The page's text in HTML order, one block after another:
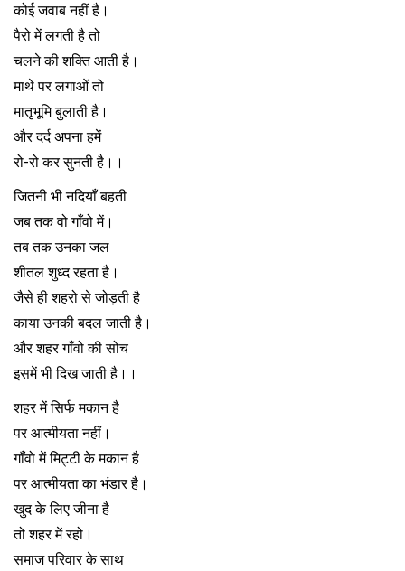
कोई जवाब नहीं है।
पैरो में लगती है तो
चलने की शक्ति आती है।
माथे पर लगाओं तो
मातृभूमि बुलाती है।
और दर्द अपना हमें
रो-रो कर सुनती है।।
जितनी भी नदियाँ बहती
जब तक वो गाँवो में।
तब तक उनका जल
शीतल शुध्द रहता है।
जैसे ही शहरो से जोड़ती है
काया उनकी बदल जाती है।
और शहर गाँवो की सोच
इसमें भी दिख जाती है।।
शहर में सिर्फ मकान है
पर आत्मीयता नहीं।
गाँवो में मिट्टी के मकान है
पर आत्मीयता का भंडार है।
खुद के लिए जीना है
तो शहर में रहो।
समाज परिवार के साथ